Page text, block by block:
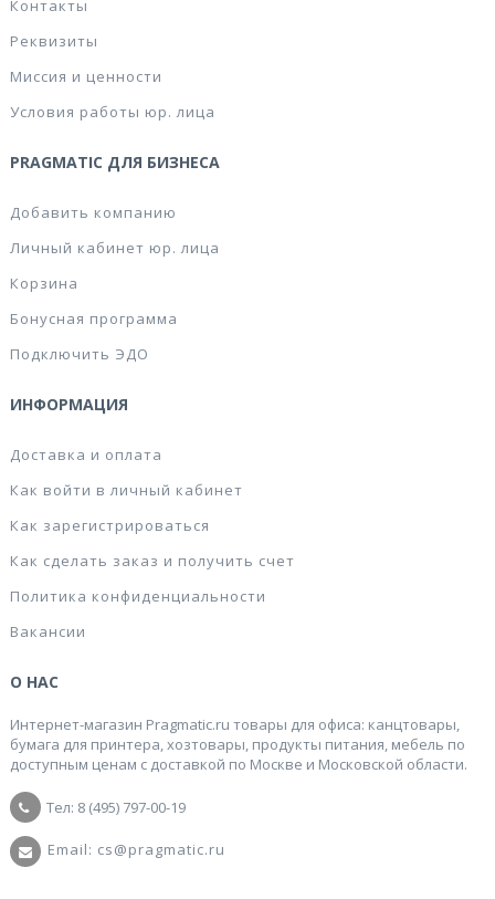
Контакты
Реквизиты
Миссия и ценности
Условия работы юр. лица
PRAGMATIC ДЛЯ БИЗНЕСА
Добавить компанию
Личный кабинет юр. лица
Корзина
Бонусная программа
Подключить ЭДО
ИНФОРМАЦИЯ
Доставка и оплата
Как войти в личный кабинет
Как зарегистрироваться
Как сделать заказ и получить счет
Политика конфиденциальности
Вакансии
О НАС
Интернет-магазин Pragmatic.ru товары для офиса: канцтовары,
бумага для принтера, хозтовары, продукты питания, мебель по
доступным ценам с доставкой по Москве и Московской области.
Тел: 8 (495) 797-00-19
Email: cs@pragmatic.ru